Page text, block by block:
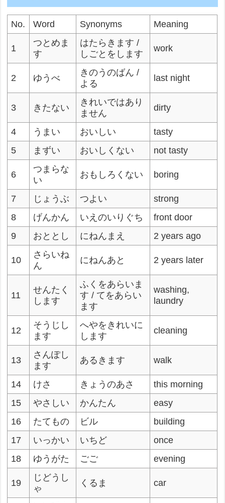
No. Word Synonyms Meaning
1
つとめま
す
はたらきます /
しごとをします
work
2 ゆうべ
きのうのばん /
よる
last night
3 きたない
きれいではあり
ません
dirty
4 うまい おいしい
tasty
5
まずい おいしくない not tasty
6
つまらな
い
おもしろくない boring
7 じょうぶ つよい
strong
8
げんかん いえのいりぐち
front door
9
おととし にねんまえ 2 years ago
10
さらいね
ん
にねんあと 2 years later
11
せんたく
します
ふくをあらいま
す / てをあらい
ます
washing,
laundry
12
そうじし
ます
へやをきれいに
します
cleaning
13
さんぽし
ます
あるきます walk
14 けさ きょうのあさ
this morning
15
やさしい かんたん
easy
16
たてもの ビル
building
17
いっかい いちど
once
18
ゆうがた ごご evening
19
じどうし
ゃ
くるま car